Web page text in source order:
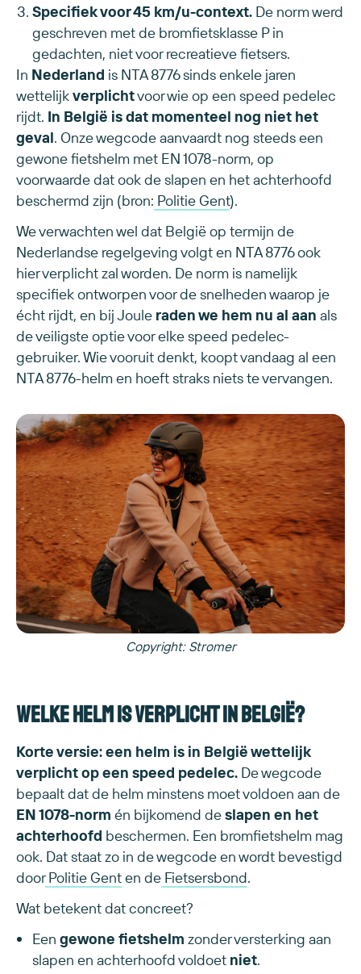
Specifiek voor 45 km/u-context. De norm werd
geschreven met de bromfietsklasse P in
gedachten, niet voor recreatieve fietsers.
In Nederland is NTA 8776 sinds enkele jaren
wettelijkverplichtvoor wie op een speed pedelec
rijdt. In België is dat momenteel nog niet het
geval. Onze wegcode aanvaardt nog steeds een
gewone fietshelm met EN 1078-norm, op
voorwaarde dat ook de slapen en het achterhoofd
beschermd zijn (bron: Politie Gent).
We verwachten wel dat België op termijn de
Nederlandse regelgeving volgt en NTA 8776 ook
hier verplicht zal worden. De norm is namelijk
specifiek ontworpen voor de snelheden waarop je
écht rijdt, en bij Joule raden we hem nu al aan als
de veiligste optie voor elke speed pedelec-
gebruiker. Wie vooruit denkt, koopt vandaag al een
NTA 8776-helm en hoeft straks niets te vervangen.
Copyright: Stromer
Welke helm is verplicht in België?
Korte versie: een helm is in België wettelijk
verplicht op een speed pedelec. De wegcode
bepaalt dat de helm minstens moet voldoen aan de
EN 1078-norm én bijkomend deslapen en het
achterhoofd beschermen. Een bromfietshelm mag
ook. Dat staat zo in de wegcode en wordt bevestigd
doorPolitie Genten de Fietsersbond.
Wat betekent dat concreet?
Een gewone fietshelm zonder versterking aan
slapen en achterhoofd voldoet niet.